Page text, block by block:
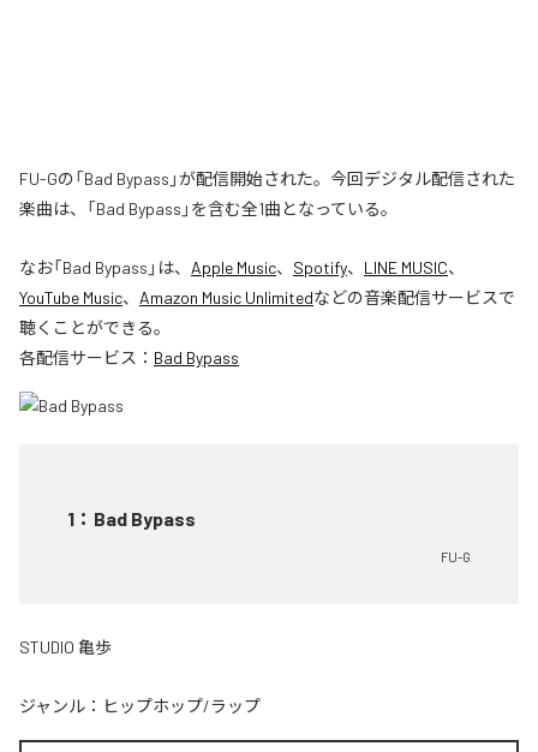
FU-Gの「Bad Bypass」が配信開始された。今回デジタル配信された
楽曲は、「Bad Bypass」を含む全1曲となっている。
なお「Bad Bypass 」は、 Apple Music、 Spotify、 LINE MUSIC、
YouTube Music、 Amazon Music Unlimitedなどの音楽配信サービスで
聴くことができる。
各配信サービス： Bad Bypass
1 ： Bad Bypass
FU-G
STUDIO 亀歩
ジャンル： ヒップホップ/ラップ